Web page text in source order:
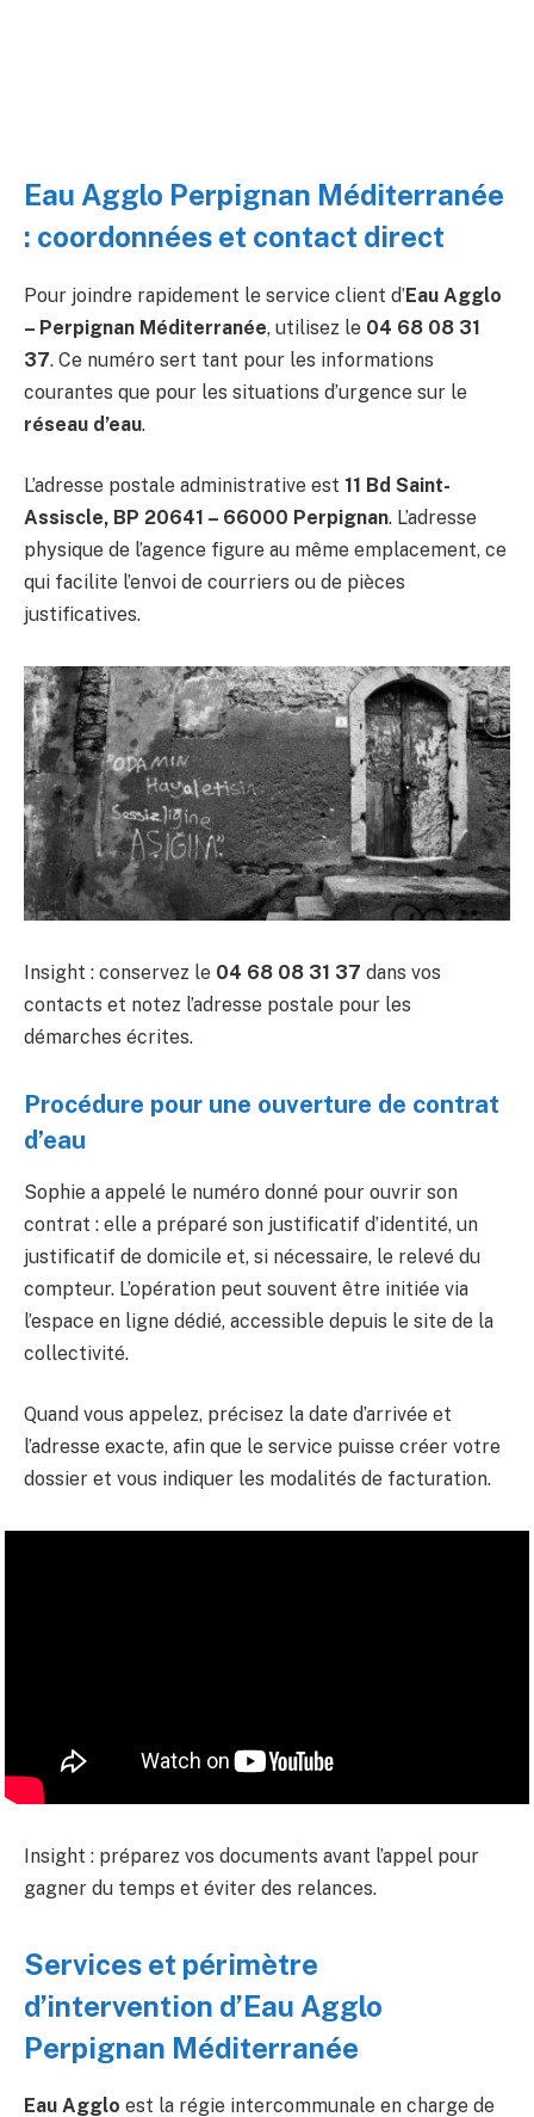
Eau Agglo Perpignan Méditerranée
: coordonnées et contact direct
Pour joindre rapidement le service client d’Eau Agglo
– Perpignan Méditerranée, utilisez le 04 68 08 31
37. Ce numéro sert tant pour les informations
courantes que pour les situations d’urgence sur le
réseau d’eau.
L’adresse postale administrative est 11 Bd Saint-
Assiscle, BP 20641 – 66000 Perpignan. L’adresse
physique de l’agence figure au même emplacement, ce
qui facilite l’envoi de courriers ou de pièces
justificatives.
Insight : conservez le 04 68 08 31 37 dans vos
contacts et notez l’adresse postale pour les
démarches écrites.
Procédure pour une ouverture de contrat
d’eau
Sophie a appelé le numéro donné pour ouvrir son
contrat : elle a préparé son justificatif d’identité, un
justificatif de domicile et, si nécessaire, le relevé du
compteur. L’opération peut souvent être initiée via
l’espace en ligne dédié, accessible depuis le site de la
collectivité.
Quand vous appelez, précisez la date d’arrivée et
l’adresse exacte, afin que le service puisse créer votre
dossier et vous indiquer les modalités de facturation.
Insight : préparez vos documents avant l’appel pour
gagner du temps et éviter des relances.
Services et périmètre
d’intervention d’Eau Agglo
Perpignan Méditerranée
Eau Agglo est la régie intercommunale en charge de